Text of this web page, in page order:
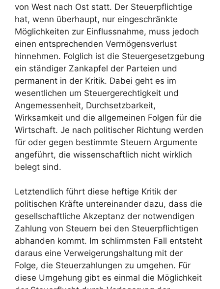
von West nach Ost statt. Der Steuerpflichtige
hat, wenn überhaupt, nur eingeschränkte
Möglichkeiten zur Einflussnahme, muss jedoch
einen entsprechenden Vermögensverlust
hinnehmen. Folglich ist die Steuergesetzgebung
ein ständiger Zankapfel der Parteien und
permanent in der Kritik. Dabei geht es im
wesentlichen um Steuergerechtigkeit und
Angemessenheit, Durchsetzbarkeit,
Wirksamkeit und die allgemeinen Folgen für die
Wirtschaft. Je nach politischer Richtung werden
für oder gegen bestimmte Steuern Argumente
angeführt, die wissenschaftlich nicht wirklich
belegt sind.
Letztendlich führt diese heftige Kritik der
politischen Kräfte untereinander dazu, dass die
gesellschaftliche Akzeptanz der notwendigen
Zahlung von Steuern bei den Steuerpflichtigen
abhanden kommt. Im schlimmsten Fall entsteht
daraus eine Verweigerungshaltung mit der
Folge, die Steuerzahlungen zu umgehen. Für
diese Umgehung gibt es einmal die Möglichkeit